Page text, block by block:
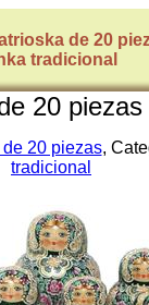
de 20
tradicional
20
de 20 piezas,
tradicional